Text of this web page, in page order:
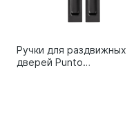
Ручки для раздвижных
дверей Punto